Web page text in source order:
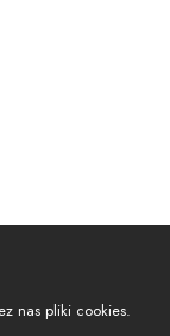
nas pliki cookies.